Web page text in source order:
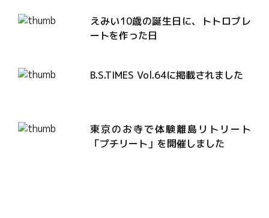
えみい10歳の誕生日に、トトロプレ
ートを作った日
B.S.TIMES Vol.64に掲載されました
東京のお寺で体験離島リトリート
「プチリート」を開催しました